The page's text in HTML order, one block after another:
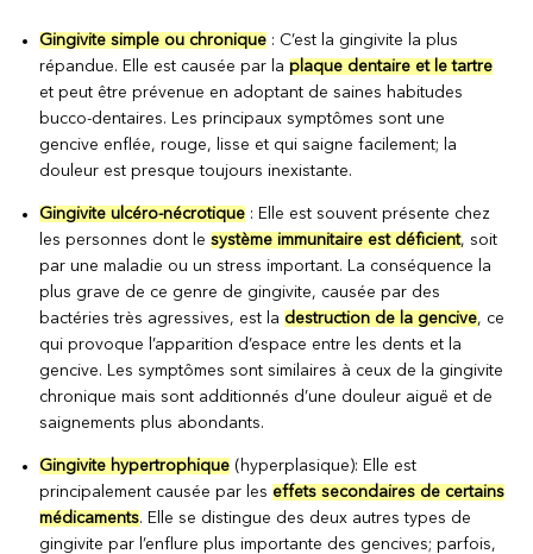
Gingivite simple ou chronique : C’est la gingivite la plus
répandue. Elle est causée par laplaque dentaire et le tartre
et peut être prévenue en adoptant de saines habitudes
bucco-dentaires. Les principaux symptômes sont une
gencive enflée, rouge, lisse et qui saigne facilement; la
douleur est presque toujours inexistante.
Gingivite ulcéro-nécrotique : Elle est souvent présente chez
les personnes dont lesystème immunitaire est déficient, soit
par une maladie ou un stress important. La conséquence la
plus grave de ce genre de gingivite, causée par des
bactéries très agressives, est la destruction de la gencive, ce
qui provoque l’apparition d’espace entre les dents et la
gencive. Les symptômes sont similaires à ceux de la gingivite
chronique mais sont additionnés d’une douleur aiguë et de
saignements plus abondants.
Gingivite hypertrophique (hyperplasique): Elle est
principalement causée par les effets secondaires de certains
médicaments. Elle se distingue des deux autres types de
gingivite par l’enflure plus importante des gencives; parfois,